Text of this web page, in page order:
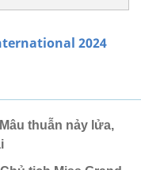
2024
thuẫn nảy lửa,